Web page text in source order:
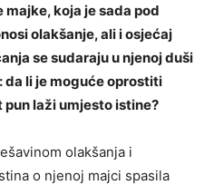
koja je sada pod
olakšanje, ali i osjećaj
se sudaraju u njenoj duši
da li je moguće oprostiti
laži umjesto istine?
olakšanja i
o njenoj majci spasila